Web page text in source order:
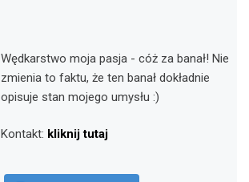
Wędkarstwo moja pasja - cóż za banał! Nie
zmienia to faktu, że ten banał dokładnie
opisuje stan mojego umysłu :)
Kontakt: kliknij tutaj